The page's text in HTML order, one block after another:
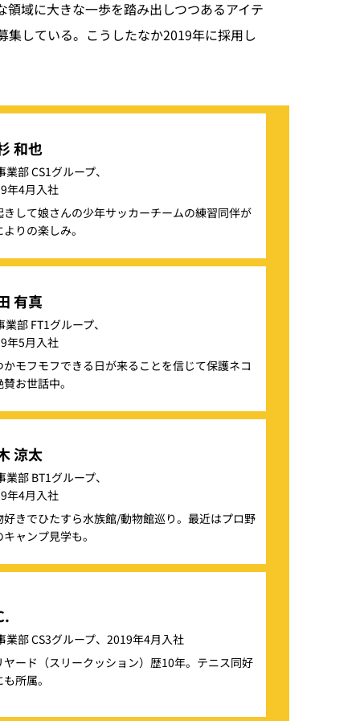
域に大きな一歩を踏み出しつつあるアイテ
している。こうしたなか2019年に採用し
和也
業部 CS1グループ、
年4月入社
きして娘さんの少年サッカーチームの練習同伴が
りの楽しみ。
有真
業部 FT1グループ、
年5月入社
かモフモフできる日が来ることを信じて保護ネコ
お世話中。
涼太
業部 BT1グループ、
年4月入社
好きでひたすら水族館/動物館巡り。最近はプロ野
ャンプ見学も。
業部 CS3グループ、2019年4月入社
ヤード（スリークッション）歴10年。テニス同好
所属。